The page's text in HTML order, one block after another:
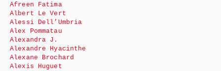
Afreen Fatima
Albert Le Vert
Alessi Dell’Umbria
Alex Pommatau
Alexandra J.
Alexandre Hyacinthe
Alexane Brochard
Alexis Huguet